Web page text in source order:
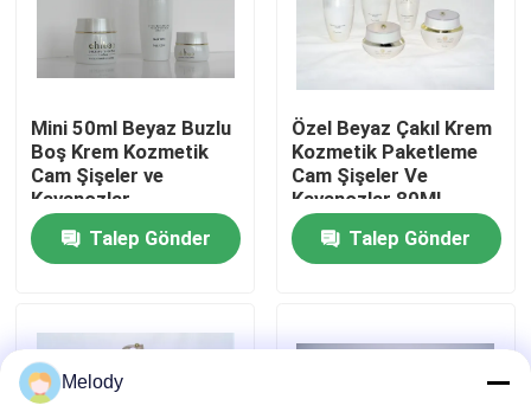
Kalite Kontrolü
Bir İndirim İste
Boş Cam Şişeler
Parfüm Cam Şişeler
Mini 50ml Beyaz Buzlu
Boş Krem Kozmetik
Cam Şişeler ve
Kavanozlar
Talep Gönder
Özel Beyaz Çakıl Krem
Kozmetik Paketleme
Cam Şişeler Ve
Kavanozlar 80ML
30ML
Talep Gönder
Melody